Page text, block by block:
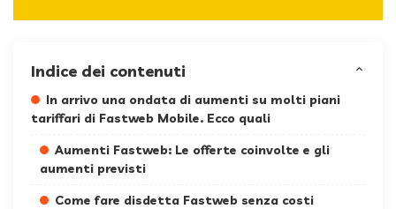
Indice dei contenuti
In arrivo una ondata di aumenti su molti piani
tariffari di Fastweb Mobile. Ecco quali
Aumenti Fastweb: Le offerte coinvolte e gli
aumenti previsti
Come fare disdetta Fastweb senza costi